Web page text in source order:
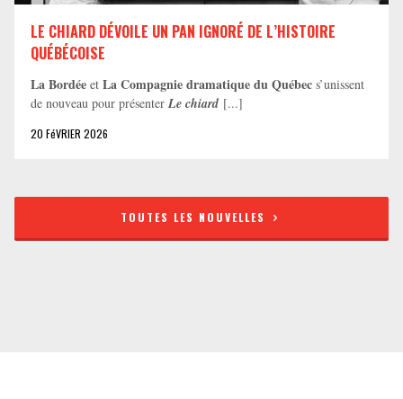
LE CHIARD DÉVOILE UN PAN IGNORÉ DE L’HISTOIRE
QUÉBÉCOISE
La Bordée et La Compagnie dramatique du Québec s’unissent
de nouveau pour présenter Le chiard [...]
20 FéVRIER 2026
TOUTES LES NOUVELLES